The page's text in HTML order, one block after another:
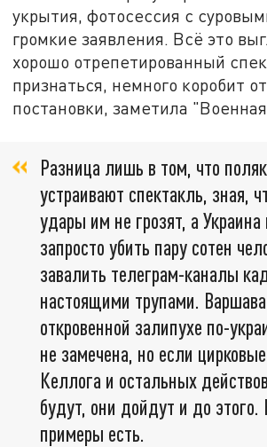
укрытия, фотосессия с
громкие заявления. Всё это
хорошо отрепетированный
признаться, немного коробит
постановки, заметила
Разница лишь в том, что
устраивают спектакль, зная,
удары им не грозят, а
запросто убить пару сотен
завалить телеграм-каналы
настоящими трупами.
откровенной залипухе по-
не замечена, но если
Келлога и остальных
будут, они дойдут и до этого.
примеры есть.